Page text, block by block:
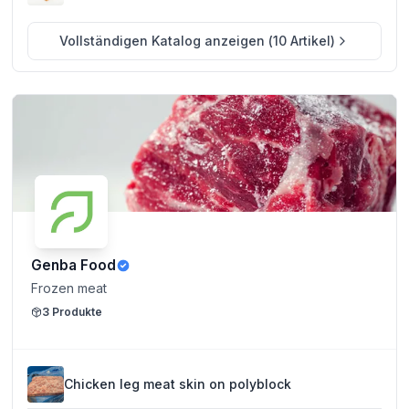
Vollständigen Katalog anzeigen (10 Artikel)
Genba Food
Frozen meat
3 Produkte
Chicken leg meat skin on polyblock